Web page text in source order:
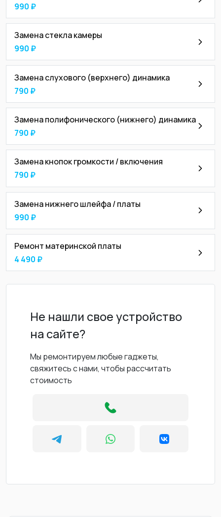
990 ₽
Замена стекла камеры
990 ₽
Замена слухового (верхнего) динамика
790 ₽
Замена полифонического (нижнего) динамика
790 ₽
Замена кнопок громкости / включения
790 ₽
Замена нижнего шлейфа / платы
990 ₽
Ремонт материнской платы
4 490 ₽
Не нашли свое устройство
на сайте?
Мы ремонтируем любые гаджеты,
свяжитесь с нами, чтобы рассчитать
стоимость